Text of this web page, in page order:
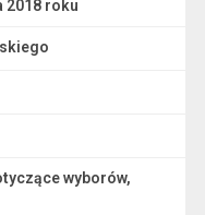
2018 roku
wyborów,